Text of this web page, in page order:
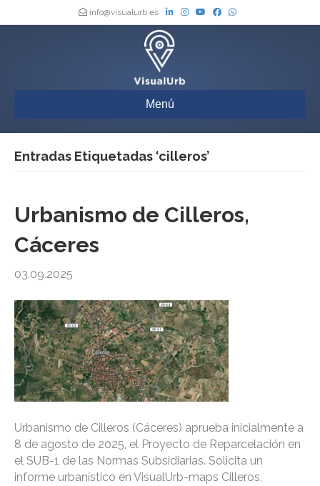
info@visualurb.es
Menú
Entradas Etiquetadas ‘cilleros’
Urbanismo de Cilleros,
Cáceres
03.09.2025
Urbanismo de Cilleros (Cáceres) aprueba inicialmente a
8 de agosto de 2025, el Proyecto de Reparcelación en
el SUB-1 de las Normas Subsidiarias. Solicita un
informe urbanístico en VisualUrb-maps Cilleros,